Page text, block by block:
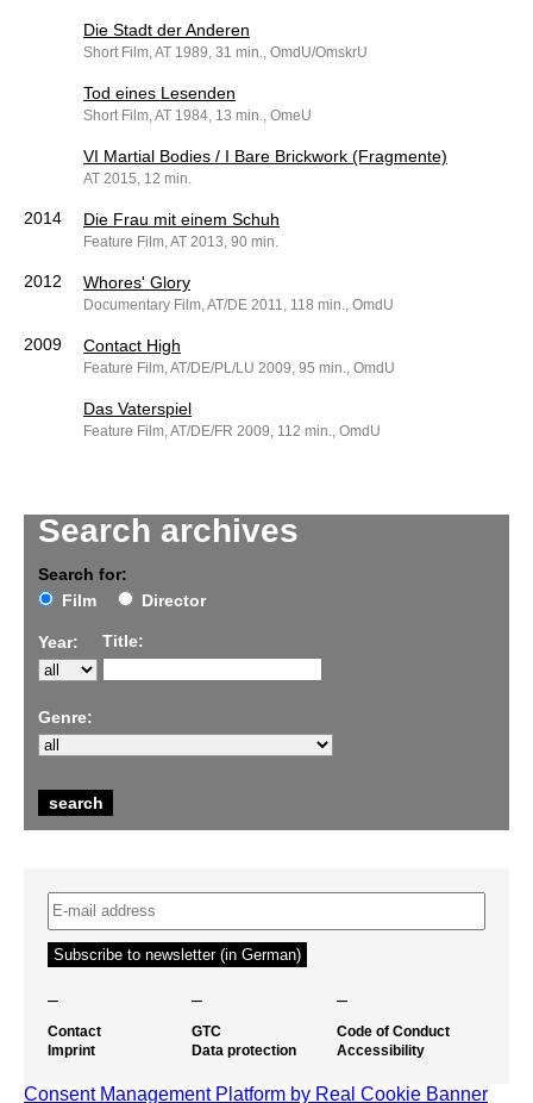
Search archives
Search for:
Film
Director
Year: Title:
Genre:
Die Stadt der Anderen
Short Film, AT 1989, 31 min., OmdU/OmskrU
Tod eines Lesenden
Short Film, AT 1984, 13 min., OmeU
VI Martial Bodies / I Bare Brickwork (Fragmente)
AT 2015, 12 min.
2014 Die Frau mit einem Schuh
Feature Film, AT 2013, 90 min.
2012 Whores' Glory
Documentary Film, AT/DE 2011, 118 min., OmdU
2009 Contact High
Feature Film, AT/DE/PL/LU 2009, 95 min., OmdU
Das Vaterspiel
Feature Film, AT/DE/FR 2009, 112 min., OmdU
– – –
Contact
Imprint
GTC
Data protection
Code of Conduct
Accessibility
Consent Management Platform by Real Cookie Banner